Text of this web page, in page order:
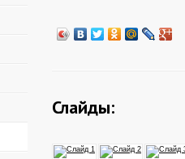
Слайды: